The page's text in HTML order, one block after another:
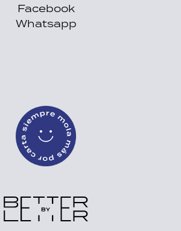
Facebook
Whatsapp